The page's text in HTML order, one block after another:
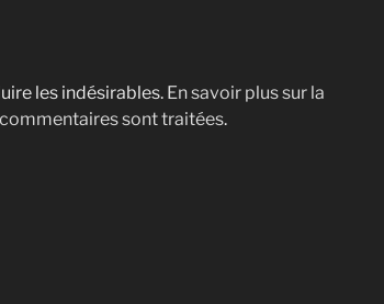
les indésirables. En savoir plus sur la
sont traitées.